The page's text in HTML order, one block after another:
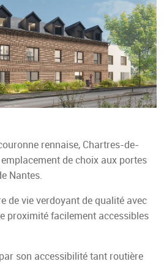
rennaise, Chartres-de-
de choix aux portes
Nantes.
de vie verdoyant de qualité avec
proximité facilement accessibles
son accessibilité tant routière